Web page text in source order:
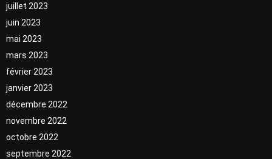
juillet 2023
juin 2023
mai 2023
mars 2023
février 2023
janvier 2023
décembre 2022
novembre 2022
octobre 2022
septembre 2022